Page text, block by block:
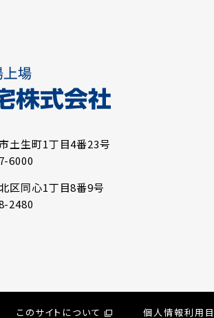
土生町1丁目4番23号
6000
区同心1丁目8番9号
2480
このサイトについて 個人情報利用